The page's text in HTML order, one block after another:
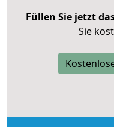
Füllen Sie jetzt
Sie